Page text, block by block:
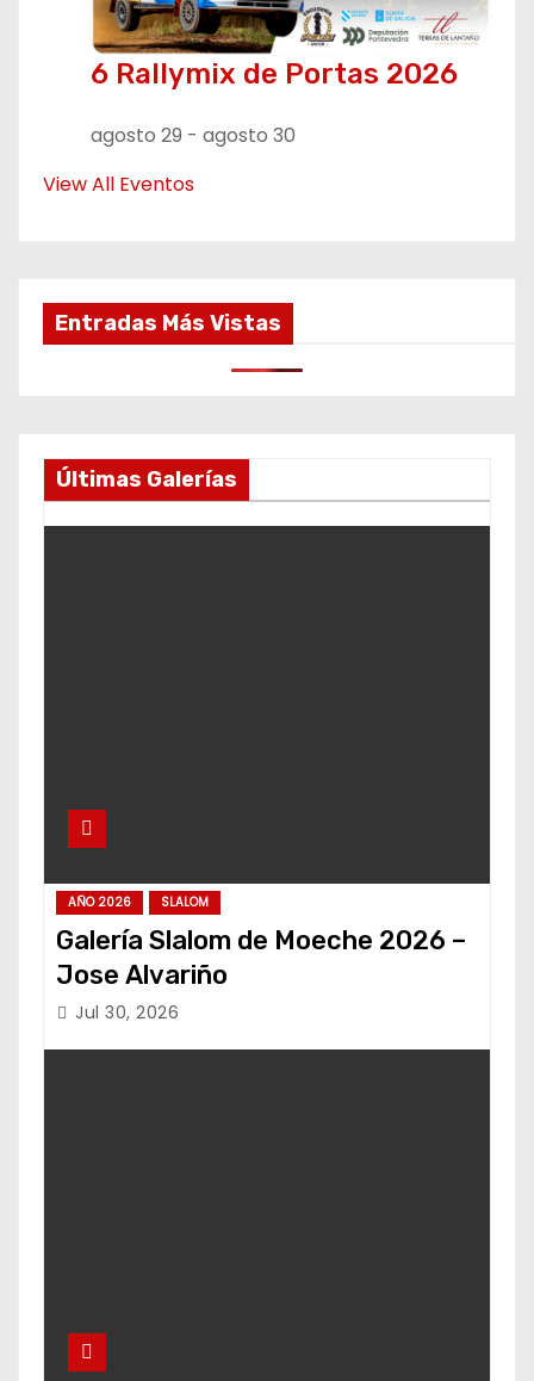
6 Rallymix de Portas 2026
agosto 29 - agosto 30
View All Eventos
Entradas Más Vistas
Últimas Galerías
AÑO 2026 SLALOM
Galería Slalom de Moeche 2026 –
Jose Alvariño
Jul 30, 2026